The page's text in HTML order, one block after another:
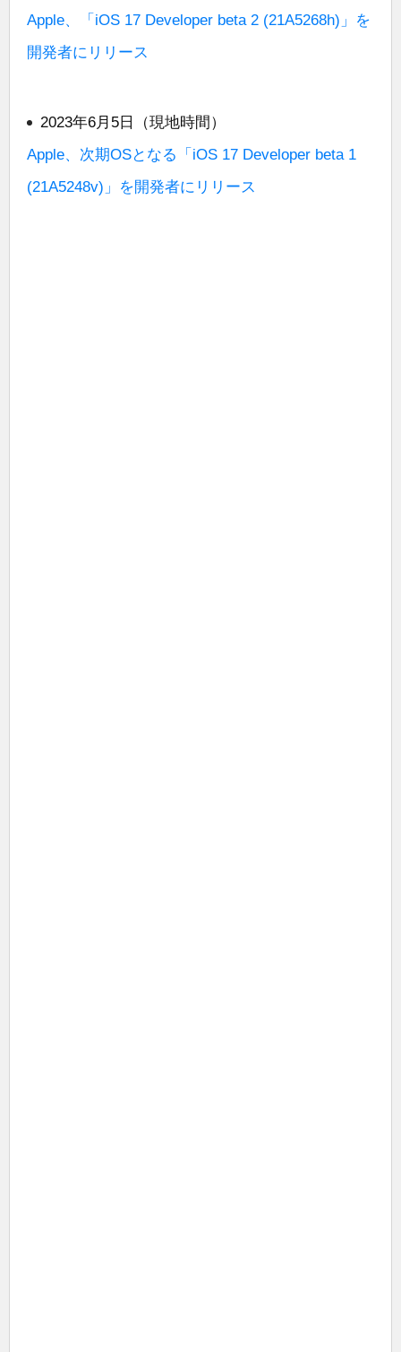
Apple、「iOS 17 Developer beta 2 (21A5268h)」を
開発者にリリース
2023年6月5日（現地時間）
Apple、次期OSとなる「iOS 17 Developer beta 1
(21A5248v)」を開発者にリリース